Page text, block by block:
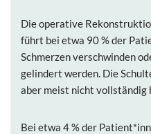
Die operative
führt bei etwa 90 % der
Schmerzen verschwinden
gelindert werden. Die
aber meist nicht vollständig
Bei etwa 4 % der